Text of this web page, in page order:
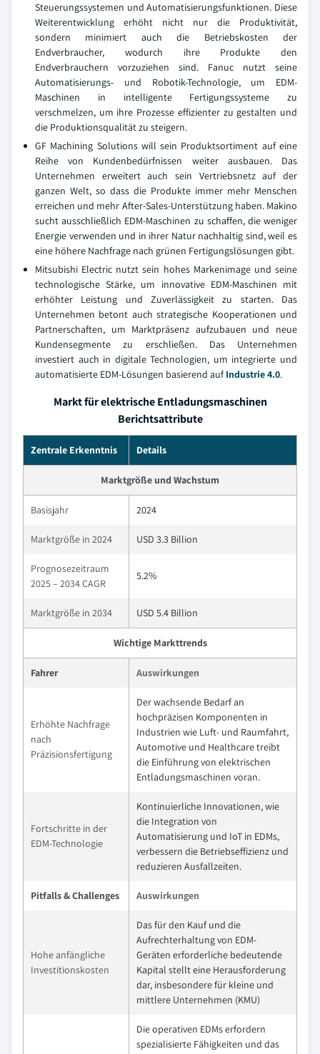
Steuerungssystemen und Automatisierungsfunktionen. Diese
Weiterentwicklung erhöht nicht nur die Produktivität,
sondern minimiert auch die Betriebskosten der
Endverbraucher, wodurch ihre Produkte den
Endverbrauchern vorzuziehen sind. Fanuc nutzt seine
Automatisierungs- und Robotik-Technologie, um EDM-
Maschinen in intelligente Fertigungssysteme zu
verschmelzen, um ihre Prozesse effizienter zu gestalten und
die Produktionsqualität zu steigern.
GF Machining Solutions will sein Produktsortiment auf eine
Reihe von Kundenbedürfnissen weiter ausbauen. Das
Unternehmen erweitert auch sein Vertriebsnetz auf der
ganzen Welt, so dass die Produkte immer mehr Menschen
erreichen und mehr After-Sales-Unterstützung haben. Makino
sucht ausschließlich EDM-Maschinen zu schaffen, die weniger
Energie verwenden und in ihrer Natur nachhaltig sind, weil es
eine höhere Nachfrage nach grünen Fertigungslösungen gibt.
Mitsubishi Electric nutzt sein hohes Markenimage und seine
technologische Stärke, um innovative EDM-Maschinen mit
erhöhter Leistung und Zuverlässigkeit zu starten. Das
Unternehmen betont auch strategische Kooperationen und
Partnerschaften, um Marktpräsenz aufzubauen und neue
Kundensegmente zu erschließen. Das Unternehmen
investiert auch in digitale Technologien, um integrierte und
automatisierte EDM-Lösungen basierend aufIndustrie 4.0.
Markt für elektrische Entladungsmaschinen
Berichtsattribute
Zentrale Erkenntnis Details
Marktgröße und Wachstum
Basisjahr 2024
Marktgröße in 2024 USD 3.3 Billion
Prognosezeitraum
2025 – 2034 CAGR
5.2%
Marktgröße in 2034 USD 5.4 Billion
Wichtige Markttrends
Fahrer Auswirkungen
Erhöhte Nachfrage
nach
Präzisionsfertigung
Der wachsende Bedarf an
hochpräzisen Komponenten in
Industrien wie Luft- und Raumfahrt,
Automotive und Healthcare treibt
die Einführung von elektrischen
Entladungsmaschinen voran.
Fortschritte in der
EDM-Technologie
Kontinuierliche Innovationen, wie
die Integration von
Automatisierung und IoT in EDMs,
verbessern die Betriebseffizienz und
reduzieren Ausfallzeiten.
Pitfalls & Challenges Auswirkungen
Hohe anfängliche
Investitionskosten
Das für den Kauf und die
Aufrechterhaltung von EDM-
Geräten erforderliche bedeutende
Kapital stellt eine Herausforderung
dar, insbesondere für kleine und
mittlere Unternehmen (KMU)
Die operativen EDMs erfordern
spezialisierte Fähigkeiten und das